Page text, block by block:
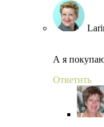
А я
Ответить